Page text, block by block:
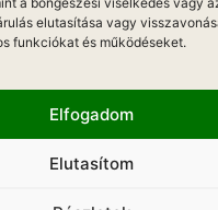
elutasítása vagy
funkciókat és működéseket.
Elfogadom
Elutasítom
MÉDIA AJÁNLAT
Hadd Szóljon!